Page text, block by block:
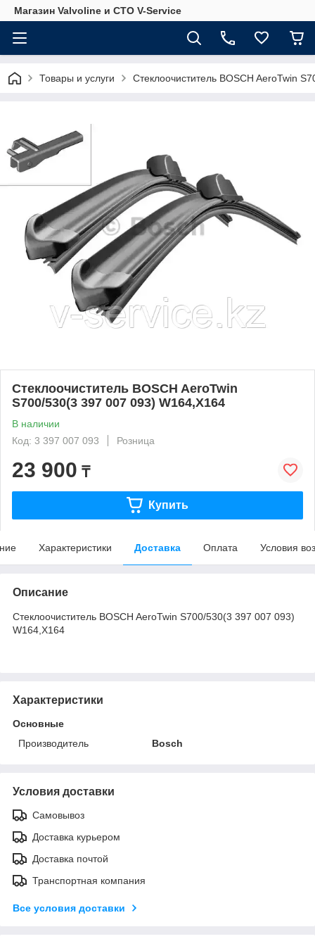
Магазин Valvoline и СТО V-Service
Товары и услуги Стеклоочиститель BOSCH AeroTwin
Стеклоочиститель BOSCH AeroTwin
S700/530(3 397 007 093) W164,X164
В наличии
Код: 3 397 007 093
Розница
23 900 ₸
Купить
Характеристики Доставка Оплата Условия
Описание
Стеклоочиститель BOSCH AeroTwin S700/530(3 397 007 093)
W164,X164
Характеристики
Основные
Производитель
Bosch
Условия доставки
Самовывоз
Доставка курьером
Доставка почтой
Транспортная компания
Все условия доставки